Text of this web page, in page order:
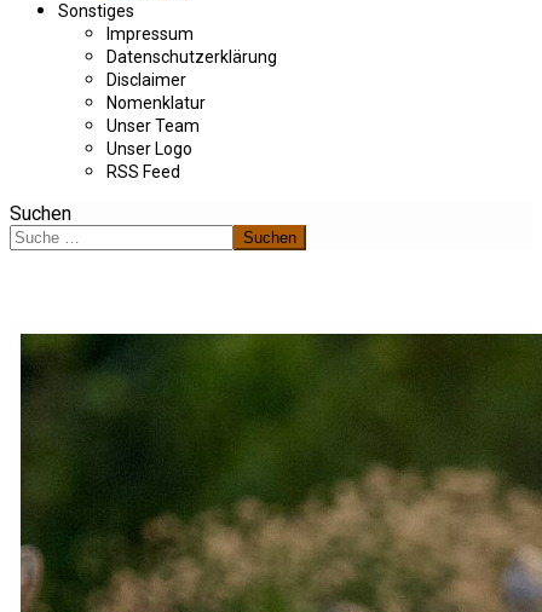
Sonstiges
Impressum
Datenschutzerklärung
Disclaimer
Nomenklatur
Unser Team
Unser Logo
RSS Feed
Suchen
Suchen